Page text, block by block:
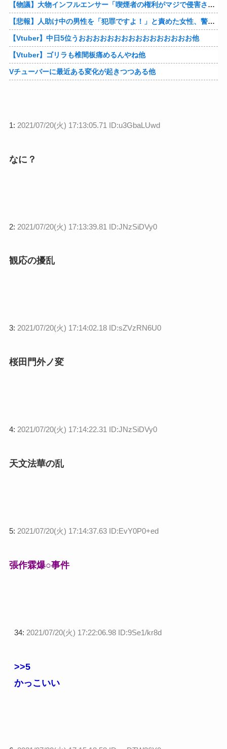
【物議】大物インフルエンサー「喫煙者の権利がマジで侵害されてる。いくら税金払ってるんだ」他
【悲報】人助け中の男性を「犯罪ですよ！」と責めた女性、警察が来た瞬間逃げる他
【Vtuber】中日5位うおおおおおおおおおおおおおおおお他
【Vtuber】ゴリラも椎間板痛めるんやね他
Vチューバーに最近ある変化が起きつつある他
1: 2021/07/20(火) 17:13:05.71 ID:u3GbaLUwd
なに？
2: 2021/07/20(火) 17:13:39.81 ID:JNzSiDVy0
観応の擾乱
3: 2021/07/20(火) 17:14:02.18 ID:sZVzRN6U0
桜田門外ノ変
4: 2021/07/20(火) 17:14:22.31 ID:JNzSiDVy0
天文法華の乱
5: 2021/07/20(火) 17:14:37.63 ID:EvY0P0+ed
張作霖爆○事件
34: 2021/07/20(火) 17:22:06.98 ID:9Se1/kr8d
>>5
かっこいい